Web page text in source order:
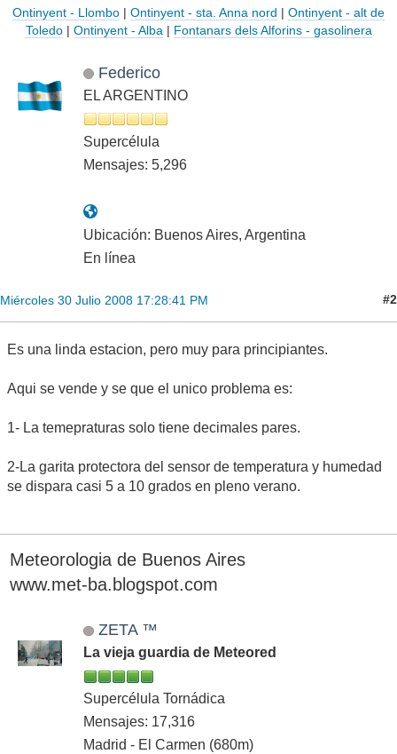
Ontinyent - Llombo | Ontinyent - sta. Anna nord | Ontinyent - alt de
Toledo| Ontinyent - Alba| Fontanars dels Alforins - gasolinera
Federico
EL ARGENTINO
Supercélula
Mensajes: 5,296
Ubicación: Buenos Aires, Argentina
En línea
Miércoles 30 Julio 2008 17:28:41 PM #2
Es una linda estacion, pero muy para principiantes.
Aqui se vende y se que el unico problema es:
1- La temepraturas solo tiene decimales pares.
2-La garita protectora del sensor de temperatura y humedad
se dispara casi 5 a 10 grados en pleno verano.
Meteorologia de Buenos Aires
www.met-ba.blogspot.com
ZETA ™
La vieja guardia de Meteored
Supercélula Tornádica
Mensajes: 17,316
Madrid - El Carmen (680m)